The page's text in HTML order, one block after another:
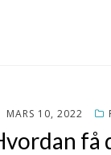
MARS 10, 2022
få